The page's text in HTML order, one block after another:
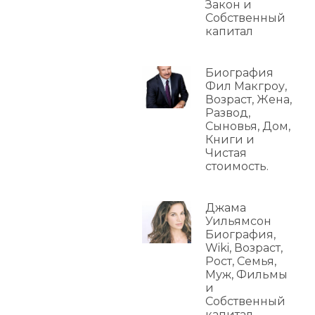
Закон и
Собственный
капитал
Биография
Фил Макгроу,
Возраст, Жена,
Развод,
Сыновья, Дом,
Книги и
Чистая
стоимость.
Джама
Уильямсон
Биография,
Wiki, Возраст,
Рост, Семья,
Муж, Фильмы
и
Собственный